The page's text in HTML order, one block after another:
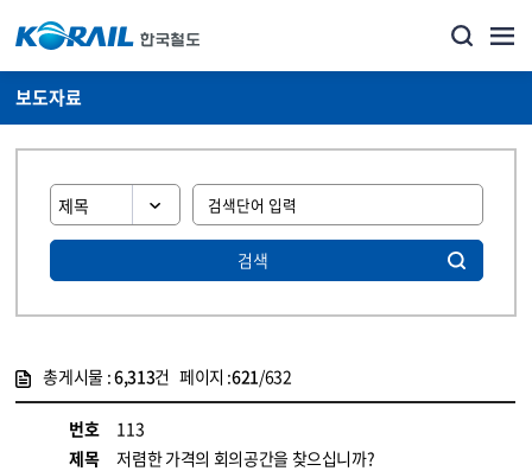
보도자료
검색
총게시물 :6,313건 페이지 :621/632
번호
113
제목
저렴한 가격의 회의공간을 찾으십니까?